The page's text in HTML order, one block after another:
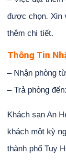
được chọn. Xin
thêm chi tiết.
Thông Tin
– Nhận phòng
– Trả phòng
Khách sạn An
khách một kỳ
thành phố Tuy